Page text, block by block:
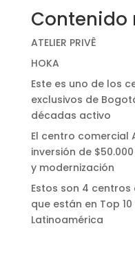
Contenido
ATELIER PRIVÊ
HOKA
Este es uno de los
exclusivos de
décadas activo
El centro comercial
inversión de
y modernización
Estos son 4
que están en Top
Latinoamérica